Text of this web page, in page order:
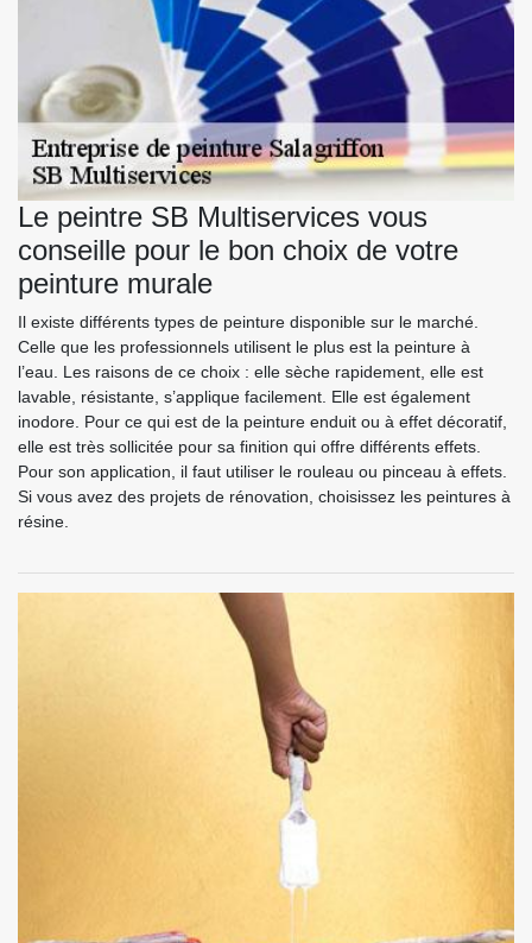
Le peintre SB Multiservices vous
conseille pour le bon choix de votre
peinture murale
Il existe différents types de peinture disponible sur le marché.
Celle que les professionnels utilisent le plus est la peinture à
l’eau. Les raisons de ce choix : elle sèche rapidement, elle est
lavable, résistante, s’applique facilement. Elle est également
inodore. Pour ce qui est de la peinture enduit ou à effet décoratif,
elle est très sollicitée pour sa finition qui offre différents effets.
Pour son application, il faut utiliser le rouleau ou pinceau à effets.
Si vous avez des projets de rénovation, choisissez les peintures à
résine.